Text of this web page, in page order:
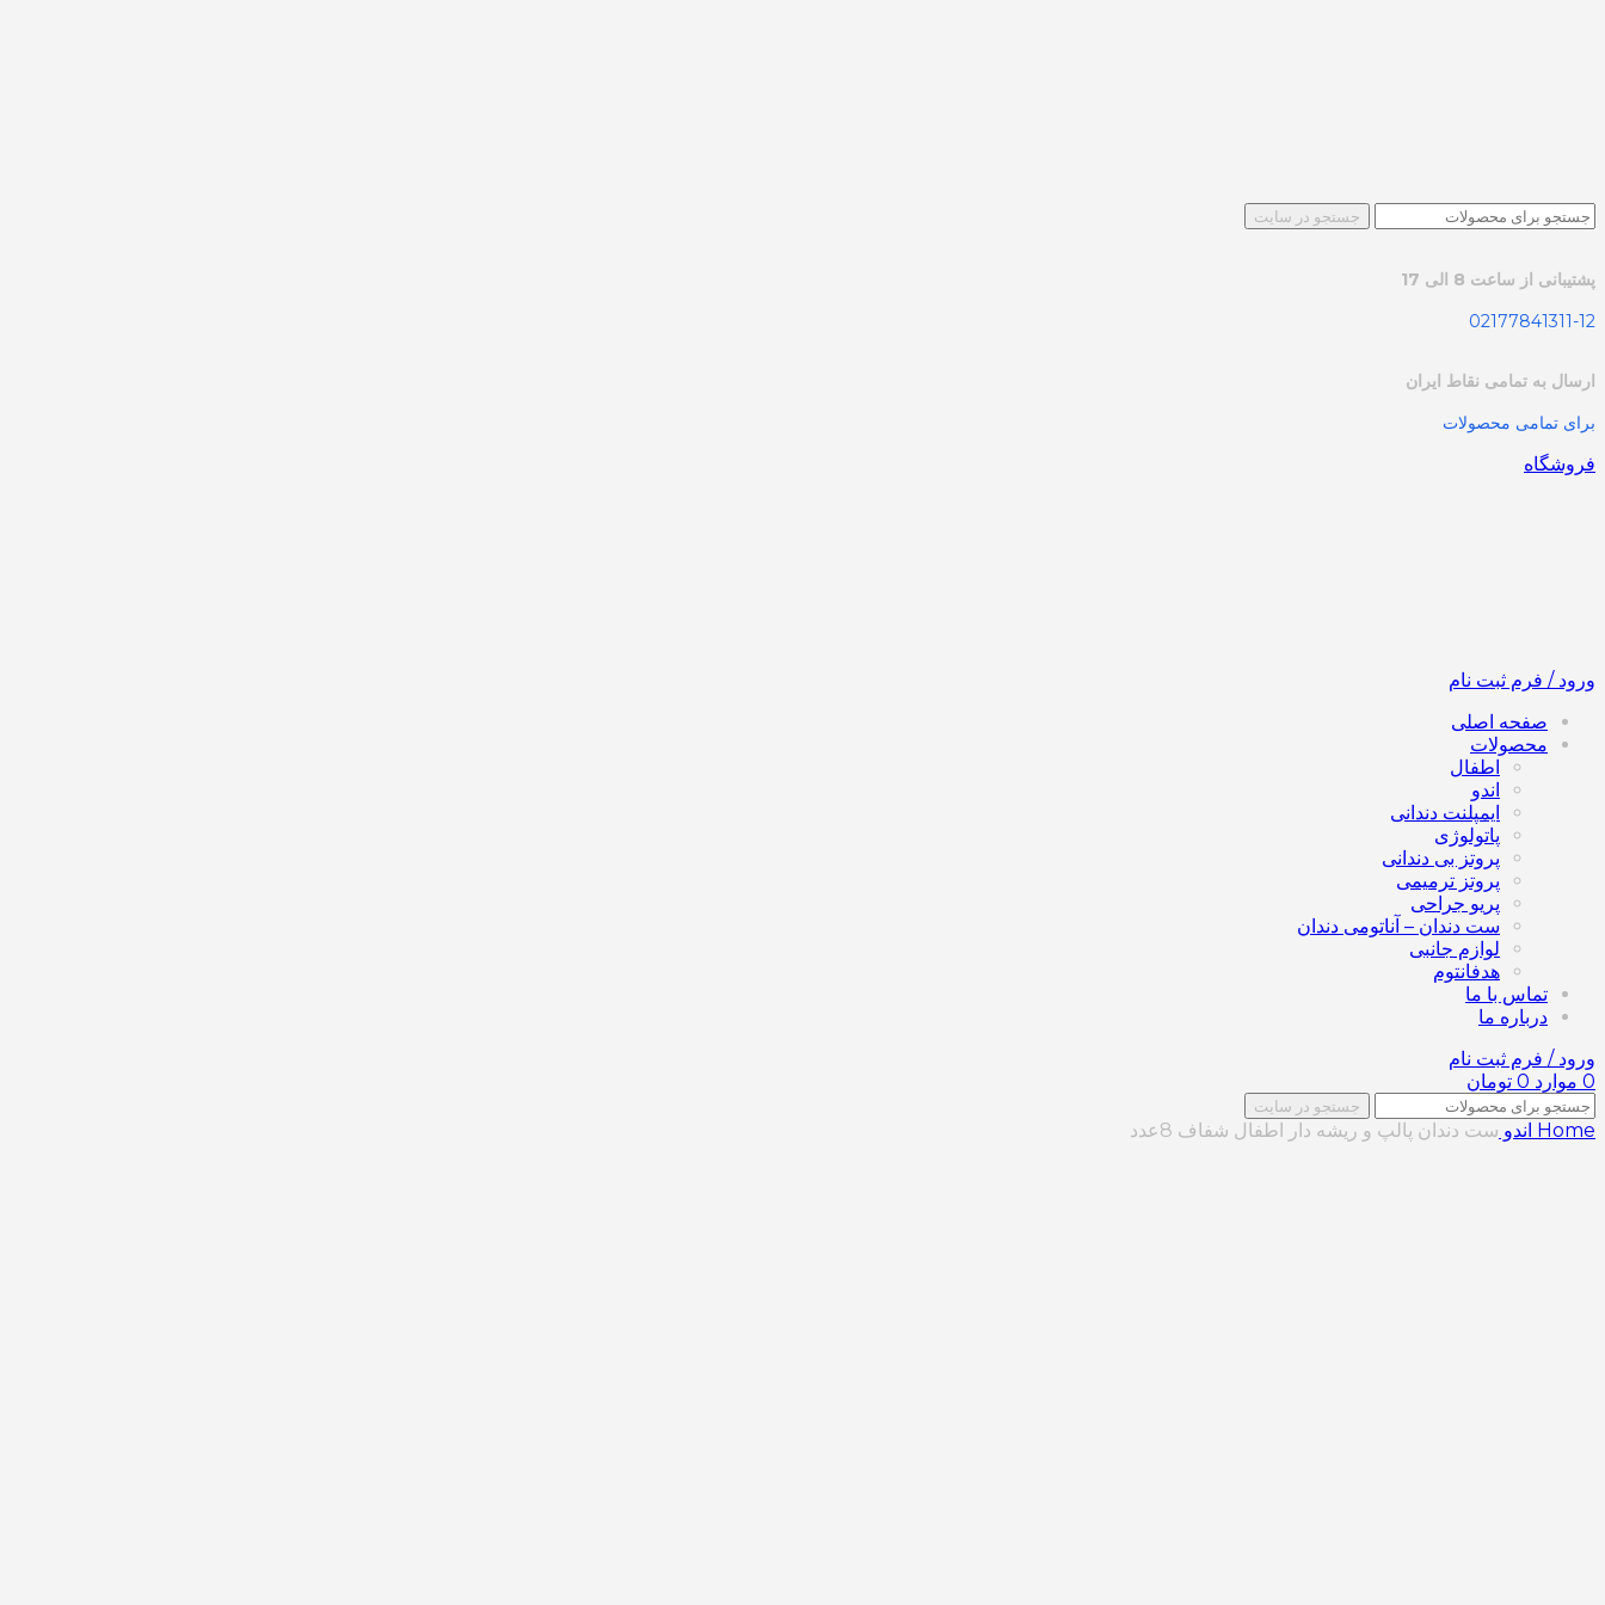
جستجو در سایت
پشتیبانی از ساعت 8 الی 17
02177841311-12
ارسال به تمامی نقاط ایران
برای تمامی محصولات
فروشگاه
ورود / فرم ثبت نام
صفحه اصلی
محصولات
اطفال
اندو
ایمپلنت دندانی
پاتولوژی
پروتز بی دندانی
پروتز ترمیمی
پریو جراحی
ست دندان – آناتومی دندان
لوازم جانبی
هدفانتوم
تماس با ما
درباره ما
ورود / فرم ثبت نام
0 موارد 0 تومان
جستجو در سایت
Home اندو ست دندان پالپ و ریشه دار اطفال شفاف 8عدد